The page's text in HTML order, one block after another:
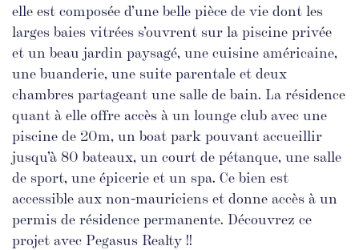
elle est composée d’une belle pièce de vie dont les
larges baies vitrées s’ouvrent sur la piscine privée
et un beau jardin paysagé, une cuisine américaine,
une buanderie, une suite parentale et deux
chambres partageant une salle de bain. La résidence
quant à elle offre accès à un lounge club avec une
piscine de 20m, un boat park pouvant accueillir
jusqu’à 80 bateaux, un court de pétanque, une salle
de sport, une épicerie et un spa. Ce bien est
accessible aux non-mauriciens et donne accès à un
permis de résidence permanente. Découvrez ce
projet avec Pegasus Realty !!